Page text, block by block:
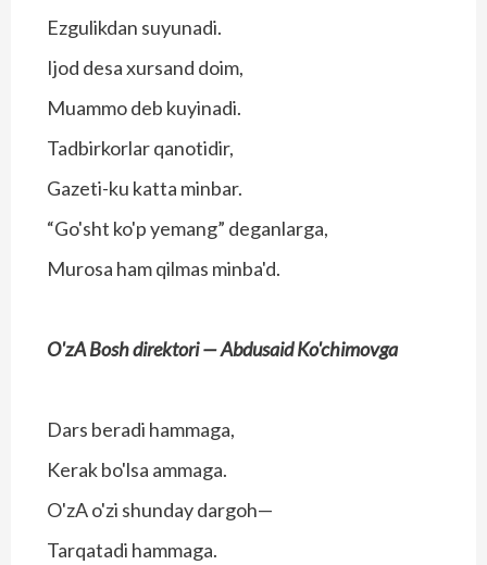
Ezgulikdan suyunadi.
Ijod desa xursand doim,
Muammo deb kuyinadi.
Tadbirkorlar qanotidir,
Gazeti-ku katta minbar.
“Go'sht ko'p yemang” deganlarga,
Murosa ham qilmas minba'd.
O'zA Bosh direktori —Abdusaid Ko'chimovga
Dars beradi hammaga,
Kerak bo'lsa ammaga.
O'zA o'zi shunday dargoh—
Tarqatadi hammaga.